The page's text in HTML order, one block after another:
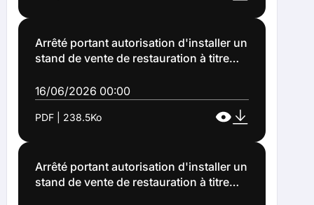
Arrêté portant autorisation d'installer un
stand de vente de restauration à titre
à Lens à l'occasion d'une manifestation
(Décision n°2026-1152)
16/06/2026 00:00
PDF | 238.5Ko
Arrêté portant autorisation d'installer un
stand de vente de restauration à titre